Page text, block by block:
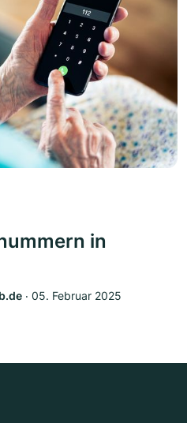
in
‧ 05. Februar 2025